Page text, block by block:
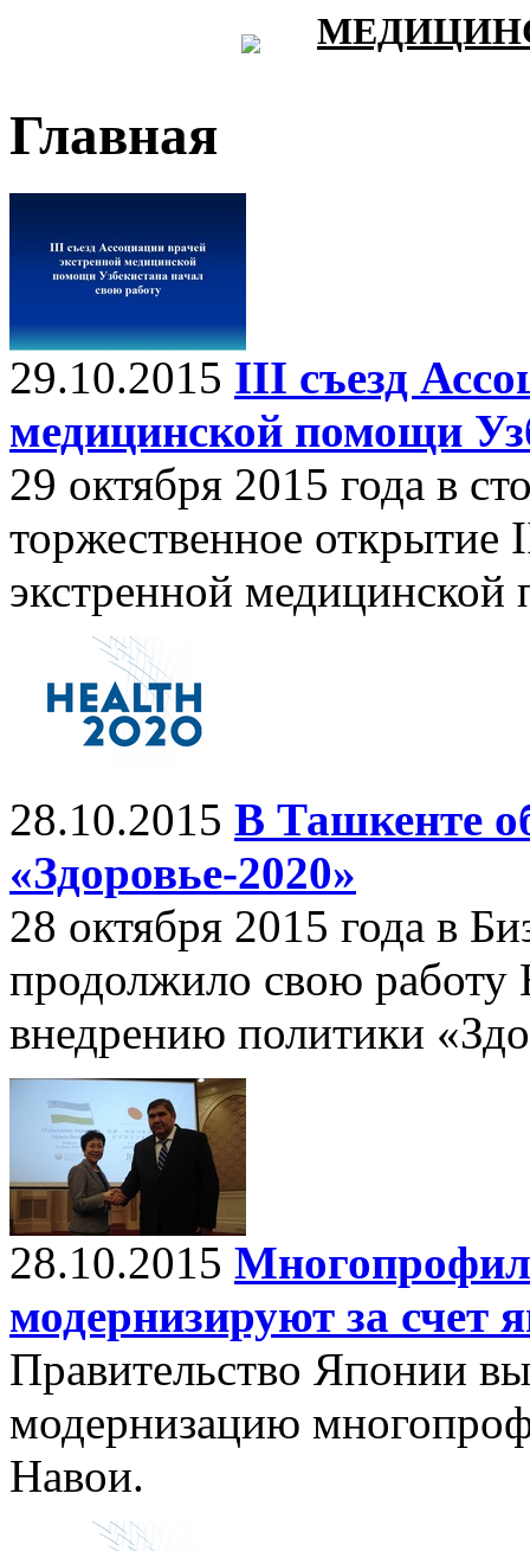
Главная
29.10.2015 III съезд
медицинской помощи
29 октября 2015 года в
торжественное открытие
экстренной
28.10.2015 В Ташкенте
«Здоровье-2020»
28 октября 2015 года в
продолжило свою работу
внедрению политики
28.10.2015
модернизируют за счет
Правительство Японии
модернизацию
Навои.